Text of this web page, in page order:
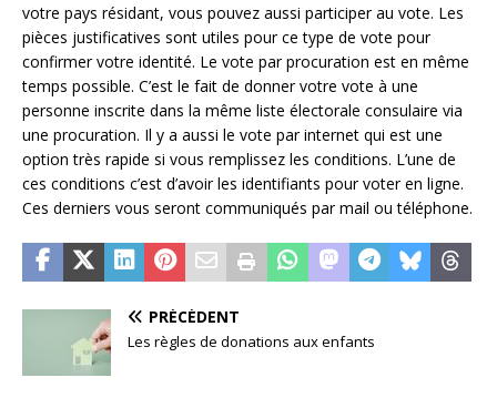
votre pays résidant, vous pouvez aussi participer au vote. Les
pièces justificatives sont utiles pour ce type de vote pour
confirmer votre identité. Le vote par procuration est en même
temps possible. C’est le fait de donner votre vote à une
personne inscrite dans la même liste électorale consulaire via
une procuration. Il y a aussi le vote par internet qui est une
option très rapide si vous remplissez les conditions. L’une de
ces conditions c’est d’avoir les identifiants pour voter en ligne.
Ces derniers vous seront communiqués par mail ou téléphone.
PRÉCÉDENT
Les règles de donations aux enfants